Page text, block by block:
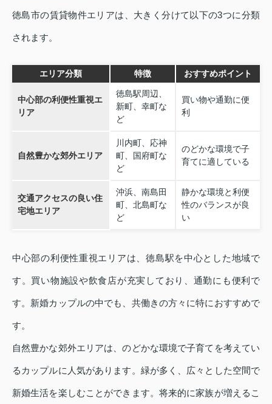
徳島市の賃貸物件エリアは、大きく分けて以下の3つに分類
されます。
エリア分類 特徴 おすすめポイント
中心部の利便性重視エ
リア
徳島駅周辺、
新町、幸町な
ど
買い物や通勤に便
利
自然豊かな郊外エリア
川内町、応神
町、国府町な
ど
のどかな環境で子
育てに適している
交通アクセスの良い住
宅地エリア
沖浜、南島田
町、北島町な
ど
静かな環境と利便
性のバランスが良
い
中心部の利便性重視エリアは、徳島駅を中心とした地域で
す。買い物施設や飲食店が充実しており、通勤にも便利で
す。新婚カップルの中でも、共働きの方々に特におすすめで
す。
自然豊かな郊外エリアは、のどかな環境で子育てを考えてい
るカップルに人気があります。緑が多く、広々とした空間で
新婚生活を楽しむことができます。将来的に家族が増えるこ